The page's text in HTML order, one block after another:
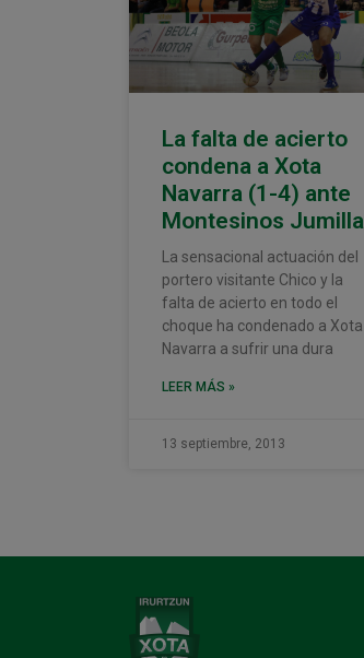
La falta de acierto
condena a Xota
Navarra (1-4) ante
Montesinos Jumilla
La sensacional actuación del
portero visitante Chico y la
falta de acierto en todo el
choque ha condenado a Xota
Navarra a sufrir una dura
LEER MÁS »
13 septiembre, 2013